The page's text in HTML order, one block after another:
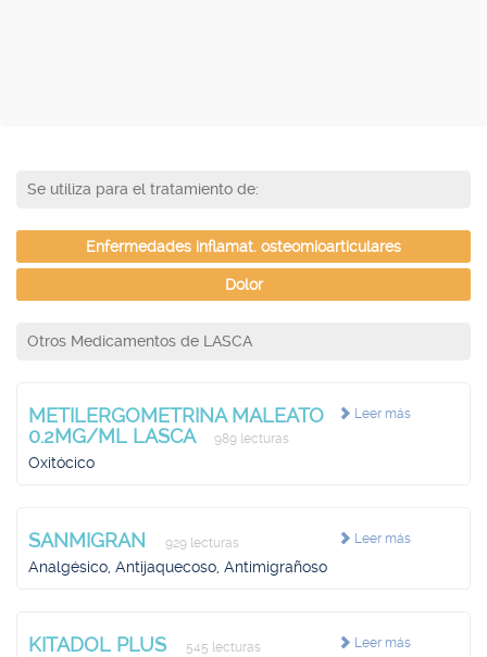
Se utiliza para el tratamiento de:
Enfermedades inflamat. osteomioarticulares
Dolor
Otros Medicamentos de LASCA
Leer más
METILERGOMETRINA MALEATO
0.2MG/ML LASCA
989 lecturas
Oxitócico
Leer más
SANMIGRAN 929 lecturas
Analgésico, Antijaquecoso, Antimigrañoso
Leer más
KITADOL PLUS 545 lecturas